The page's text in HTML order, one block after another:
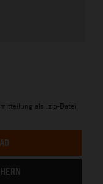
als .zip-Datei